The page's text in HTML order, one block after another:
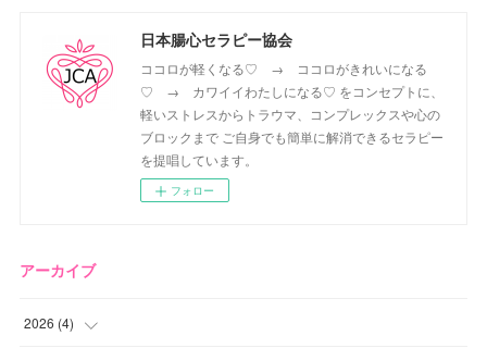
日本腸心セラピー協会
ココロが軽くなる♡ → ココロがきれいになる
♡ → カワイイわたしになる♡ をコンセプトに、
軽いストレスからトラウマ、コンプレックスや心の
ブロックまで ご自身でも簡単に解消できるセラピー
を提唱しています。
フォロー
アーカイブ
2026 (4)